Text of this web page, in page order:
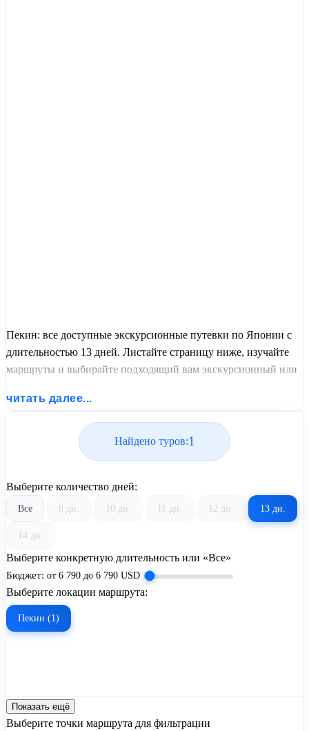
Пекин: все доступные экскурсионные путевки по Японии с
длительностью 13 дней. Листайте страницу ниже, изучайте
маршруты и выбирайте подходящий вам экскурсионный или
читать далее...
Найдено туров:1
Выберите количество дней:
Все 8 дн. 10 дн. 11 дн. 12 дн. 13 дн.
14 дн.
Выберите конкретную длительность или «Все»
Бюджет: от 6 790 до 6 790 USD
Выберите локации маршрута:
Пекин (1)
Показать ещё
Выберите точки маршрута для фильтрации